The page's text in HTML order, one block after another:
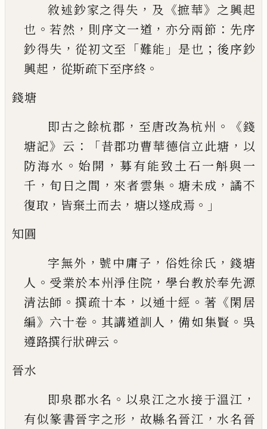
敘述鈔家之得失 ， 及 《摭華》 之興起
也 。若然 ， 則序文一道 ， 亦分兩節 ： 先序
鈔得失 ， 從初文至 「難能 」 是也 ； 後序鈔
興起 ， 從斯疏下至序終 。
錢塘
即古之餘杭郡 ， 至唐改為杭州 。《錢
塘記》 云 ：「昔郡功曹華德信立此塘 ， 以
防海水 。 始開 ， 募有能致土石一斛與一
千 ， 旬日之間 ， 來者雲集 。塘未成 ， 譎不
復取 ， 皆棄土而去 ， 塘以遂成焉 。」
知圓
字無外 ，號中庸子 ， 俗姓徐氏 ， 錢塘
人 。 受業於本州淨住院 ， 學台教於奉先源
清法師 。撰疏十本 ， 以通十經 。 著 《閑居
編》 六十卷 。 其講道訓人 ，備如集賢 。 吳
遵路撰行狀碑云 。
晉水
即泉郡水名 。 以泉江之水接于溫江 ，
有似篆書晉字之形 ， 故縣名晉江 ，水名晉